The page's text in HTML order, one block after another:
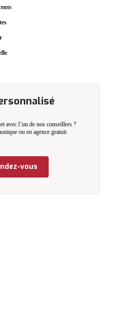
avec l’un de nos conseillers ?
ou en agence gratuit.
vous